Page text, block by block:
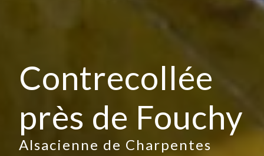
Contrecollée
près de Fouchy
Alsacienne de Charpentes